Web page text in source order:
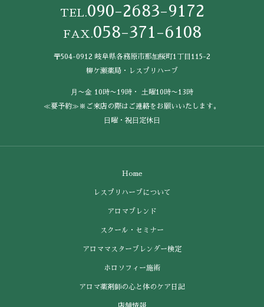
TEL.090-2683-9172
FAX.058-371-6108
〒504-0912 岐阜県各務原市那加桜町1丁目115-2
柳ケ瀬薬局・レスプリハーブ
⽉〜⾦ 10時〜19時・ ⼟曜10時〜13時
≪要予約≫※ご来店の際はご連絡をお願いいたします。
⽇曜・祝⽇定休⽇
Home
レスプリハーブについて
アロマブレンド
スクール・セミナー
アロママスターブレンダー検定
ホロソフィー施術
アロマ薬剤師の心と体のケア日記